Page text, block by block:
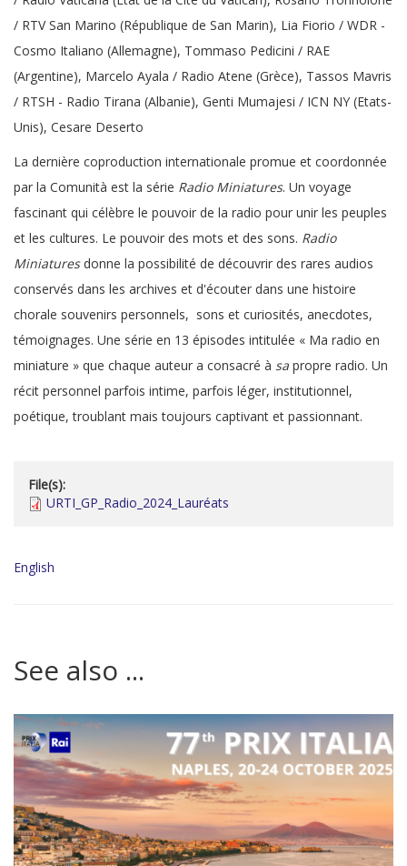
/ RTV San Marino (République de San Marin), Lia Fiorio / WDR -
Cosmo Italiano (Allemagne), Tommaso Pedicini / RAE
(Argentine), Marcelo Ayala / Radio Atene (Grèce), Tassos Mavris
/ RTSH - Radio Tirana (Albanie), Genti Mumajesi / ICN NY (Etats-
Unis), Cesare Deserto
La dernière coproduction internationale promue et coordonnée
par la Comunità est la série Radio Miniatures. Un voyage
fascinant qui célèbre le pouvoir de la radio pour unir les peuples
et les cultures. Le pouvoir des mots et des sons. Radio
Miniaturesdonne la possibilité de découvrir des rares audios
conservés dans les archives et d'écouter dans une histoire
chorale souvenirs personnels, sons et curiosités, anecdotes,
témoignages. Une série en 13 épisodes intitulée « Ma radio en
miniature » que chaque auteur a consacré à sa propre radio. Un
récit personnel parfois intime, parfois léger, institutionnel,
poétique, troublant mais toujours captivant et passionnant.
File(s):
URTI_GP_Radio_2024_Lauréats
English
See also ...